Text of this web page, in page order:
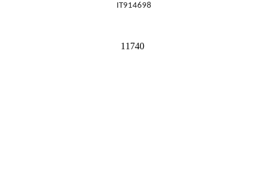
IT914698
11740